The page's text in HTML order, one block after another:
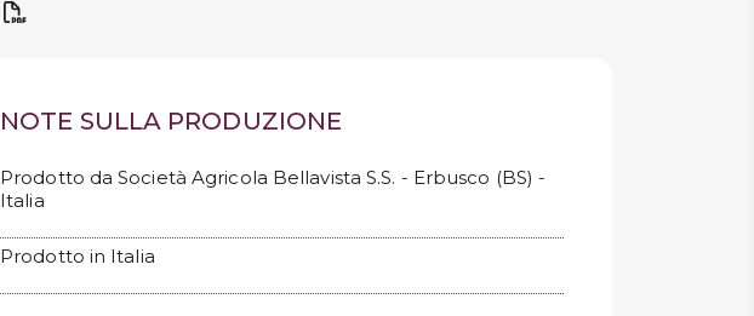
NOTE SULLA PRODUZIONE
Prodotto da Società Agricola Bellavista S.S. - Erbusco (BS) -
Italia
Prodotto in Italia